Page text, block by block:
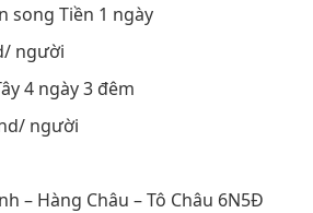
song Tiền 1 ngày
người
4 ngày 3 đêm
người
– Hàng Châu – Tô Châu 6N5Đ